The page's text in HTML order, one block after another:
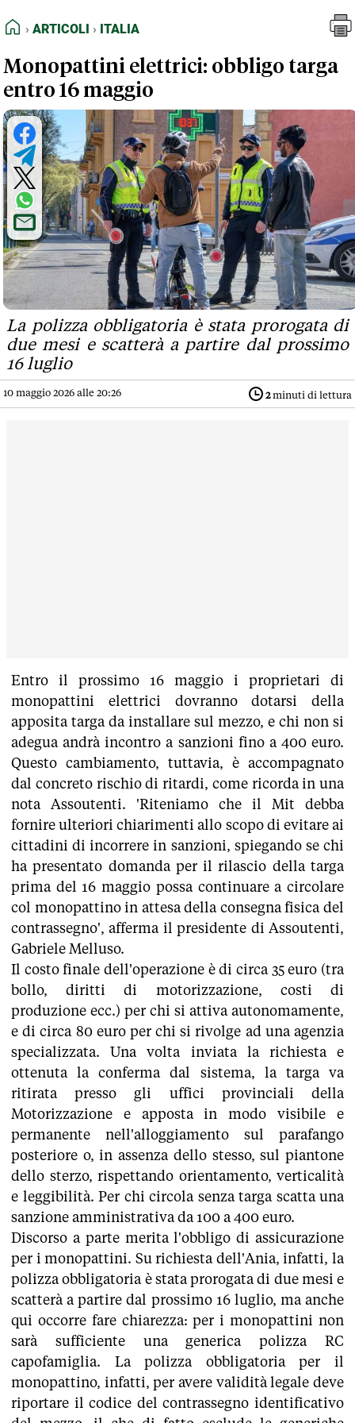
FEED RSS
NORMATIVE DEONTOLOGICHE
TERMINI e CONDIZIONI
HOME
ARTICOLI ITALIA
Monopattini elettrici: obbligo targa
entro 16 maggio
La polizza obbligatoria è stata prorogata di
due mesi e scatterà a partire dal prossimo
16 luglio
10 maggio 2026 alle 20:26 2minuti di lettura
Entro il prossimo 16 maggio i proprietari di
monopattini elettrici dovranno dotarsi della
apposita targa da installare sul mezzo, e chi non si
adegua andrà incontro a sanzioni fino a 400 euro.
Questo cambiamento, tuttavia, è accompagnato
dal concreto rischio di ritardi, come ricorda in una
nota Assoutenti. 'Riteniamo che il Mit debba
fornire ulteriori chiarimenti allo scopo di evitare ai
cittadini di incorrere in sanzioni, spiegando se chi
ha presentato domanda per il rilascio della targa
prima del 16 maggio possa continuare a circolare
col monopattino in attesa della consegna fisica del
contrassegno', afferma il presidente di Assoutenti,
Gabriele Melluso.
Il costo finale dell'operazione è di circa 35 euro (tra
bollo, diritti di motorizzazione, costi di
produzione ecc.) per chi si attiva autonomamente,
e di circa 80 euro per chi si rivolge ad una agenzia
specializzata. Una volta inviata la richiesta e
ottenuta la conferma dal sistema, la targa va
ritirata presso gli uffici provinciali della
Motorizzazione e apposta in modo visibile e
permanente nell'alloggiamento sul parafango
posteriore o, in assenza dello stesso, sul piantone
dello sterzo, rispettando orientamento, verticalità
e leggibilità. Per chi circola senza targa scatta una
sanzione amministrativa da 100 a 400 euro.
Discorso a parte merita l'obbligo di assicurazione
per i monopattini. Su richiesta dell'Ania, infatti, la
polizza obbligatoria è stata prorogata di due mesi e
scatterà a partire dal prossimo 16 luglio, ma anche
qui occorre fare chiarezza: per i monopattini non
sarà sufficiente una generica polizza RC
capofamiglia. La polizza obbligatoria per il
monopattino, infatti, per avere validità legale deve
riportare il codice del contrassegno identificativo